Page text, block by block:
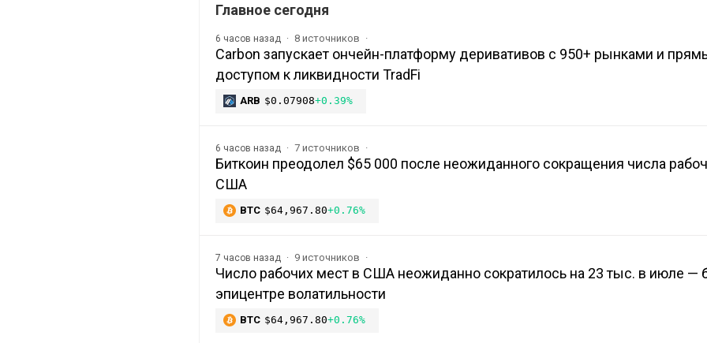
Главное сегодня
6 часов назад 8 источников
Carbon запускает ончейн-платформу деривативов с 950+ рынками и
доступом к ликвидности TradFi
ARB $0.07908+0.39%
6 часов назад 7 источников
Биткоин преодолел $65 000 после неожиданного сокращения числа
США
BTC $64,967.80+0.76%
7 часов назад 9 источников
Число рабочих мест в США неожиданно сократилось на 23 тыс. в июле —
эпицентре волатильности
BTC $64,967.80+0.76%